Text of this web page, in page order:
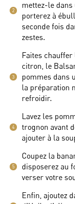
2
mettez-le dans
porterez à
seconde fois
zestes.
3
Faites chauffer
citron, le
pommes dans
la préparation
refroidir.
4
Lavez les
trognon avant
ajouter à la
5
Coupez la
disposerez au
verser votre
Enfin, ajoutez